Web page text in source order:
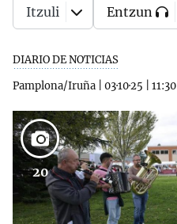
DIARIO DE NOTICIAS
Pamplona/Iruña
03·10·25 11:30
Itzuli Entzun
20